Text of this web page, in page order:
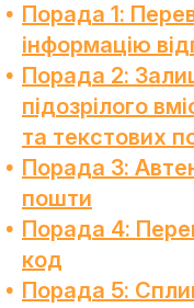
Порада 1:
інформацію
Порада 2:
підозрілого
та текстових
Порада 3:
пошти
Порада 4:
код
Порада 5: